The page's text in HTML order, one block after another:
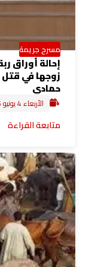
مسرح جريمة
إحالة أوراق
زوجها في قتل
حمادي
الأربعاء 4 يونيو 2025 1:23 م
متابعة القراءة